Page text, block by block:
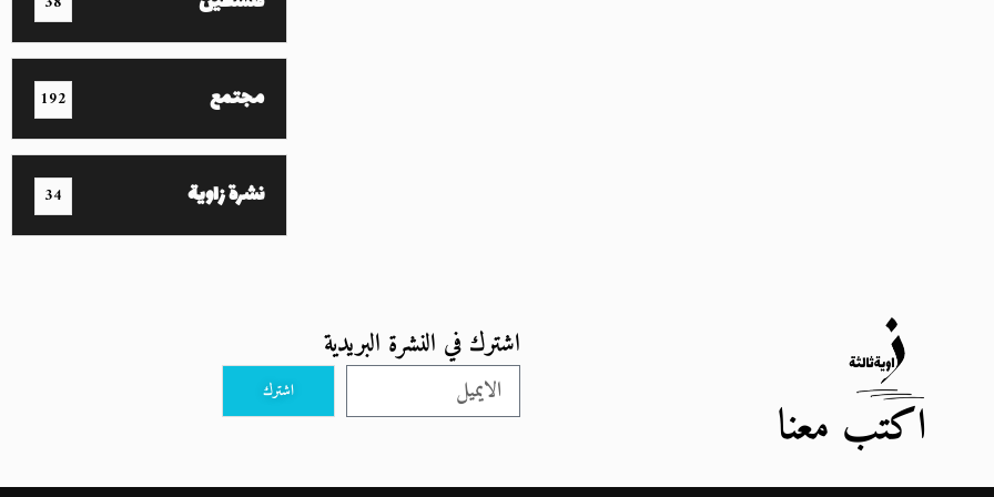
مجتمع 192
نشرة زاوية 34
اكتب معنا
اشترك في النشرة البريدية
اشترك